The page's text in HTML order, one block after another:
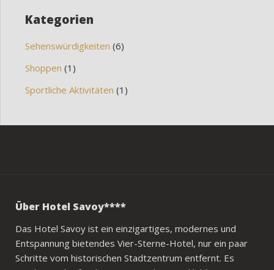
Kategorien
Sehenswürdigkeiten (6)
Shoppen (1)
Sportliche Aktivitäten (1)
Über Hotel Savoy****
Das Hotel Savoy ist ein einzigartiges, modernes und
Entspannung bietendes Vier-Sterne-Hotel, nur ein paar
Schritte vom historischen Stadtzentrum entfernt. Es